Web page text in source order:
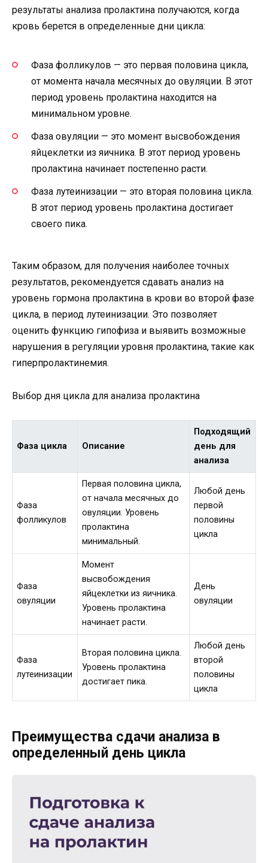
результаты анализа пролактина получаются, когда
кровь берется в определенные дни цикла:
Фаза фолликулов — это первая половина цикла,
от момента начала месячных до овуляции. В этот
период уровень пролактина находится на
минимальном уровне.
Фаза овуляции — это момент высвобождения
яйцеклетки из яичника. В этот период уровень
пролактина начинает постепенно расти.
Фаза лутеинизации — это вторая половина цикла.
В этот период уровень пролактина достигает
своего пика.
Таким образом, для получения наиболее точных
результатов, рекомендуется сдавать анализ на
уровень гормона пролактина в крови во второй фазе
цикла, в период лутеинизации. Это позволяет
оценить функцию гипофиза и выявить возможные
нарушения в регуляции уровня пролактина, такие как
гиперпролактинемия.
Выбор дня цикла для анализа пролактина
Фаза цикла Описание
Подходящий
день для
анализа
Фаза
фолликулов
Первая половина цикла,
от начала месячных до
овуляции. Уровень
пролактина
минимальный.
Любой день
первой
половины
цикла
Фаза
овуляции
Момент
высвобождения
яйцеклетки из яичника.
Уровень пролактина
начинает расти.
День
овуляции
Фаза
лутеинизации
Вторая половина цикла.
Уровень пролактина
достигает пика.
Любой день
второй
половины
цикла
Преимущества сдачи анализа в
определенный день цикла